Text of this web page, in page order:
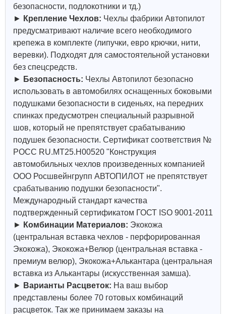
безопасности, подлокотники и тд.)
► Крепление Чехлов: Чехлы фабрики Автопилот
предусматривают наличие всего необходимого
крепежа в комплекте (липучки, евро крючки, нити,
веревки). Подходят для самостоятельной установки
без спецсредств.
► Безопасность: Чехлы Автопилот безопасно
использовать в автомобилях оснащенных боковыми
подушками безопасности в сиденьях, на передних
спинках предусмотрен специальный разрывной
шов, который не препятствует срабатыванию
подушек безопасности. Сертификат соответствия №
РОСС RU.МТ25.Н00520 "Конструкция
автомобильных чехлов произведенных компанией
ООО Росшвейнгрупп АВТОПИЛОТ не препятствует
срабатыванию подушки безопасности".
Международный стандарт качества
подтвержденный сертификатом ГОСТ ISO 9001-2011
► Комбинации Материалов: Экокожа
(центральная вставка чехлов - перфорированная
Экокожа), Экокожа+Велюр (центральная вставка -
премиум велюр), Экокожа+Алькантара (центральная
вставка из Алькантары (искусственная замша).
► Варианты Расцветок: На ваш выбор
представлены более 70 готовых комбинаций
расцветок. Так же принимаем заказы на